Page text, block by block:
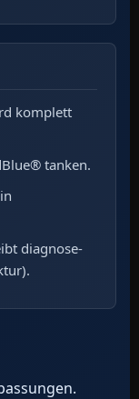
komplett
tanken.
diagnose-